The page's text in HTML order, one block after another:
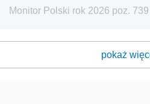
Monitor Polski rok 2026 poz. 739
pokaż